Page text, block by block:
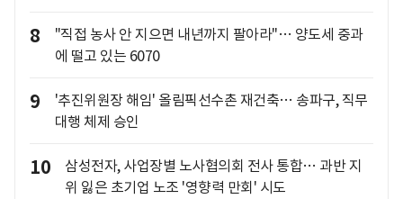
8
"직접 농사 안 지으면 내년까지 팔아라"… 양도세 중과
에 떨고 있는 6070
9
'추진위원장 해임' 올림픽선수촌 재건축… 송파구, 직무
대행 체제 승인
10
삼성전자, 사업장별 노사협의회 전사 통합… 과반 지
위 잃은 초기업 노조 '영향력 만회' 시도